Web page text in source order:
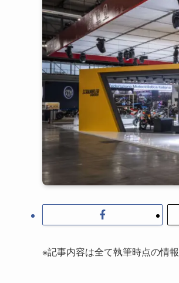
※記事内容は全て執筆時点の情報